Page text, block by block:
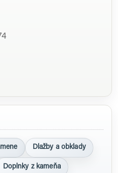
Dlažby a obklady
Doplnky z kameňa